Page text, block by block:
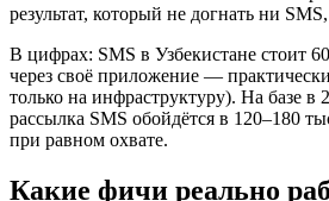
результат, который не догнать ни
В цифрах: SMS в Узбекистане стоит
через своё приложение —
только на инфраструктуру). На базе в
рассылка SMS обойдётся в 120–180
при равном охвате.
Какие фичи реально